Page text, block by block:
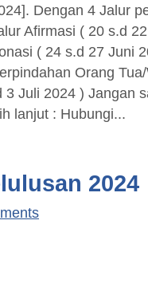
Dengan 4 Jalur
Afirmasi ( 20 s.d
( 24 s.d 27 Juni
Orang
Juli 2024 ) Jangan
lanjut : Hubungi...
2024